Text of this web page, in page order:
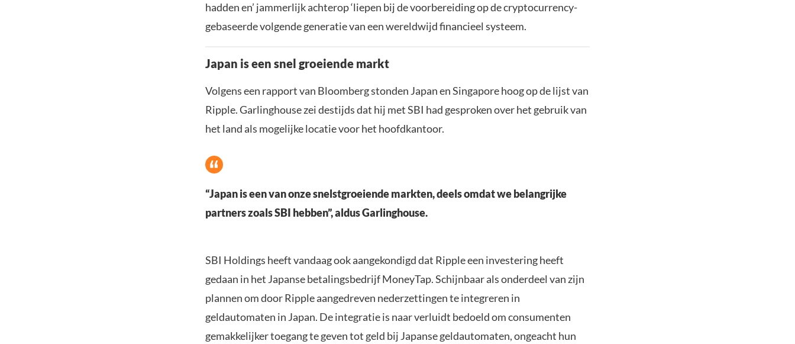
hadden en’ jammerlijk achterop ‘liepen bij de voorbereiding op de cryptocurrency-
gebaseerde volgende generatie van een wereldwijd financieel systeem.
Japan is een snel groeiende markt
Volgens een rapport van Bloomberg stonden Japan en Singapore hoog op de lijst van
Ripple. Garlinghouse zei destijds dat hij met SBI had gesproken over het gebruik van
het land als mogelijke locatie voor het hoofdkantoor.
“Japan is een van onze snelstgroeiende markten, deels omdat we belangrijke
partners zoals SBI hebben”, aldus Garlinghouse.
SBI Holdings heeft vandaag ook aangekondigd dat Ripple een investering heeft
gedaan in het Japanse betalingsbedrijf MoneyTap. Schijnbaar als onderdeel van zijn
plannen om door Ripple aangedreven nederzettingen te integreren in
geldautomaten in Japan. De integratie is naar verluidt bedoeld om consumenten
gemakkelijker toegang te geven tot geld bij Japanse geldautomaten, ongeacht hun